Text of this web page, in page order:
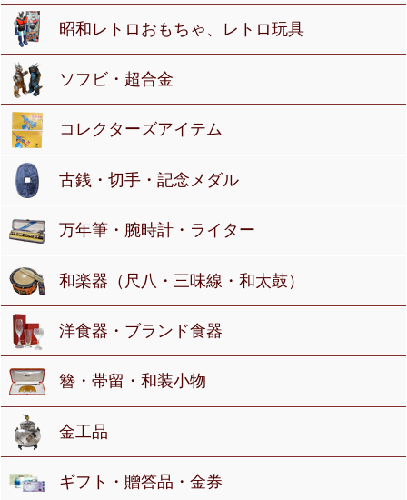
昭和レトロおもちゃ、レトロ玩具
ソフビ・超合金
コレクターズアイテム
古銭・切手・記念メダル
万年筆・腕時計・ライター
和楽器（尺八・三味線・和太鼓）
洋食器・ブランド食器
簪・帯留・和装小物
金工品
ギフト・贈答品・金券